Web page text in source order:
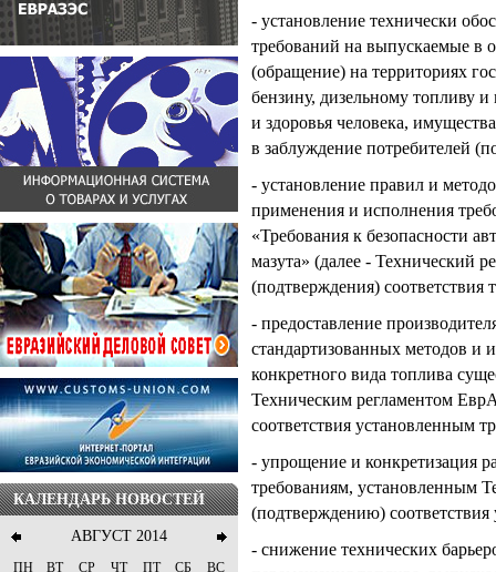
КАЛЕНДАРЬ НОВОСТЕЙ
АВГУСТ 2014
ПН ВТ СР ЧТ ПТ СБ
ВС
- установление технически
требований на выпускаемые в
(обращение) на территориях
бензину, дизельному топливу
и здоровья человека,
в заблуждение потребителей
- установление правил и
применения и исполнения
«Требования к безопасности
мазута» (далее - Технический
(подтверждения) соответствия
- предоставление
стандартизованных методов и
конкретного вида топлива
Техническим регламентом
соответствия установленным
- упрощение и конкретизация
требованиям, установленным
(подтверждению)
- снижение технических